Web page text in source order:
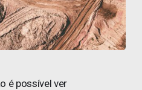
é possível ver